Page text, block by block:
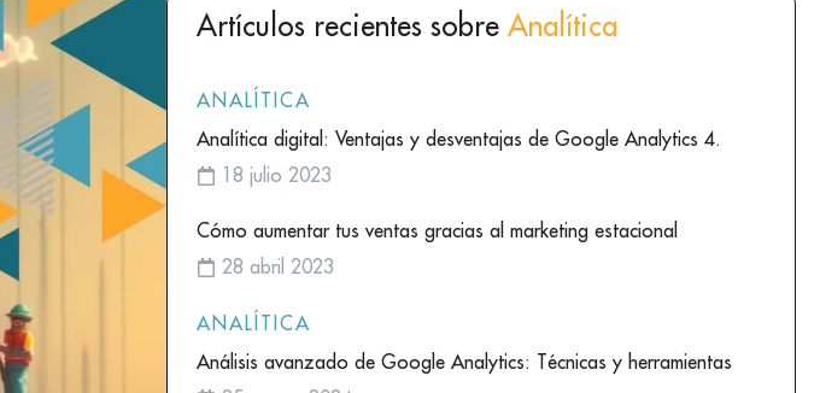
Artículos recientes sobreAnalítica
ANALÍTICA
Analítica digital: Ventajas y desventajas de Google Analytics 4.
18 julio 2023
Cómo aumentar tus ventas gracias al marketing estacional
28 abril 2023
ANALÍTICA
Análisis avanzado de Google Analytics: Técnicas y herramientas